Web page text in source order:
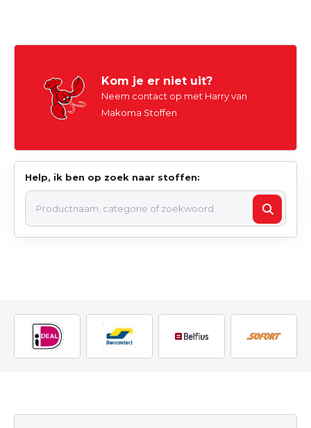
Kom je er niet uit?
Neem contact op met Harry van
Makoma Stoffen
Help, ik ben op zoek naar stoffen: